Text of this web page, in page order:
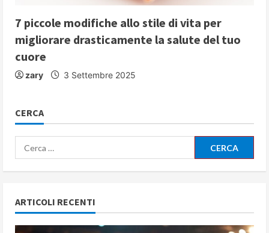
7 piccole modifiche allo stile di vita per
migliorare drasticamente la salute del tuo
cuore
zary 3 Settembre 2025
CERCA
Ricerca
per:
ARTICOLI RECENTI